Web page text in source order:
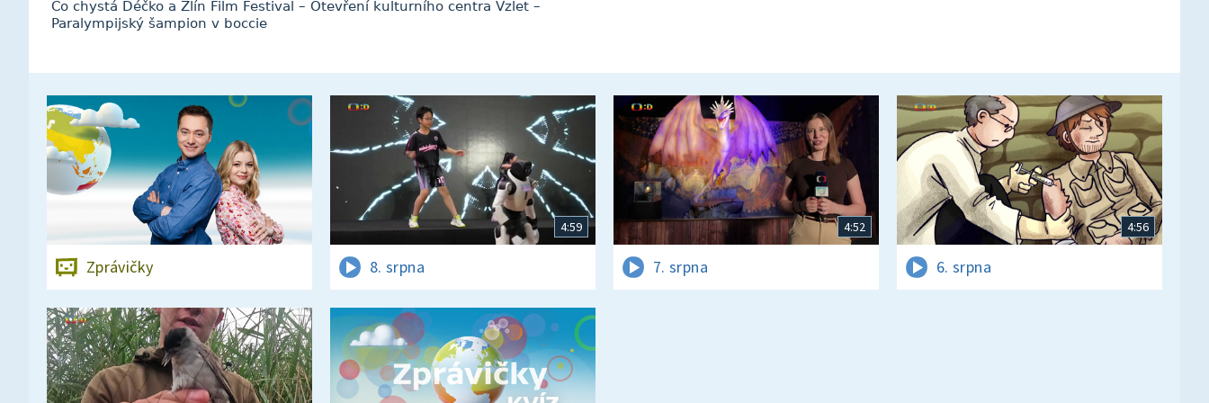
Co chystá Déčko a Zlín Film Festival – Otevření kulturního centra Vzlet –
Paralympijský šampion v boccie
Zprávičky
4:59
8. srpna
4:52
7. srpna
4:56
6. srpna